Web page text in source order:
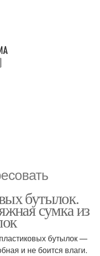
бутылок.
сумка из
бутылок —
и не боится влаги.